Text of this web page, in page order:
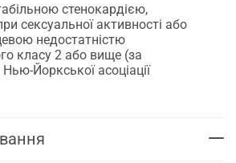
стенокардією,
сексуальної активності або
недостатністю
класу 2 або вище (за
Йоркської асоціації